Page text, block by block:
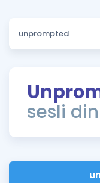
Puan
ÖSYM Sınav
Kampanyalar
İngilizce
sesli